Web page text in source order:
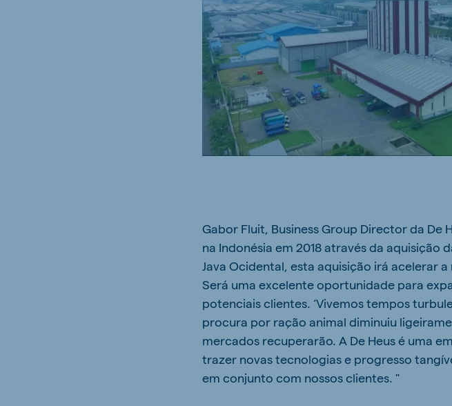
Gabor Fluit, Business Group Director da De
na Indonésia em 2018 através da aquisição
Java Ocidental, esta aquisição irá acelerar
Será uma excelente oportunidade para
potenciais clientes. ‘Vivemos tempos
procura por ração animal diminuiu
mercados recuperarão. A De Heus é uma
trazer novas tecnologias e progresso
em conjunto com nossos clientes. "